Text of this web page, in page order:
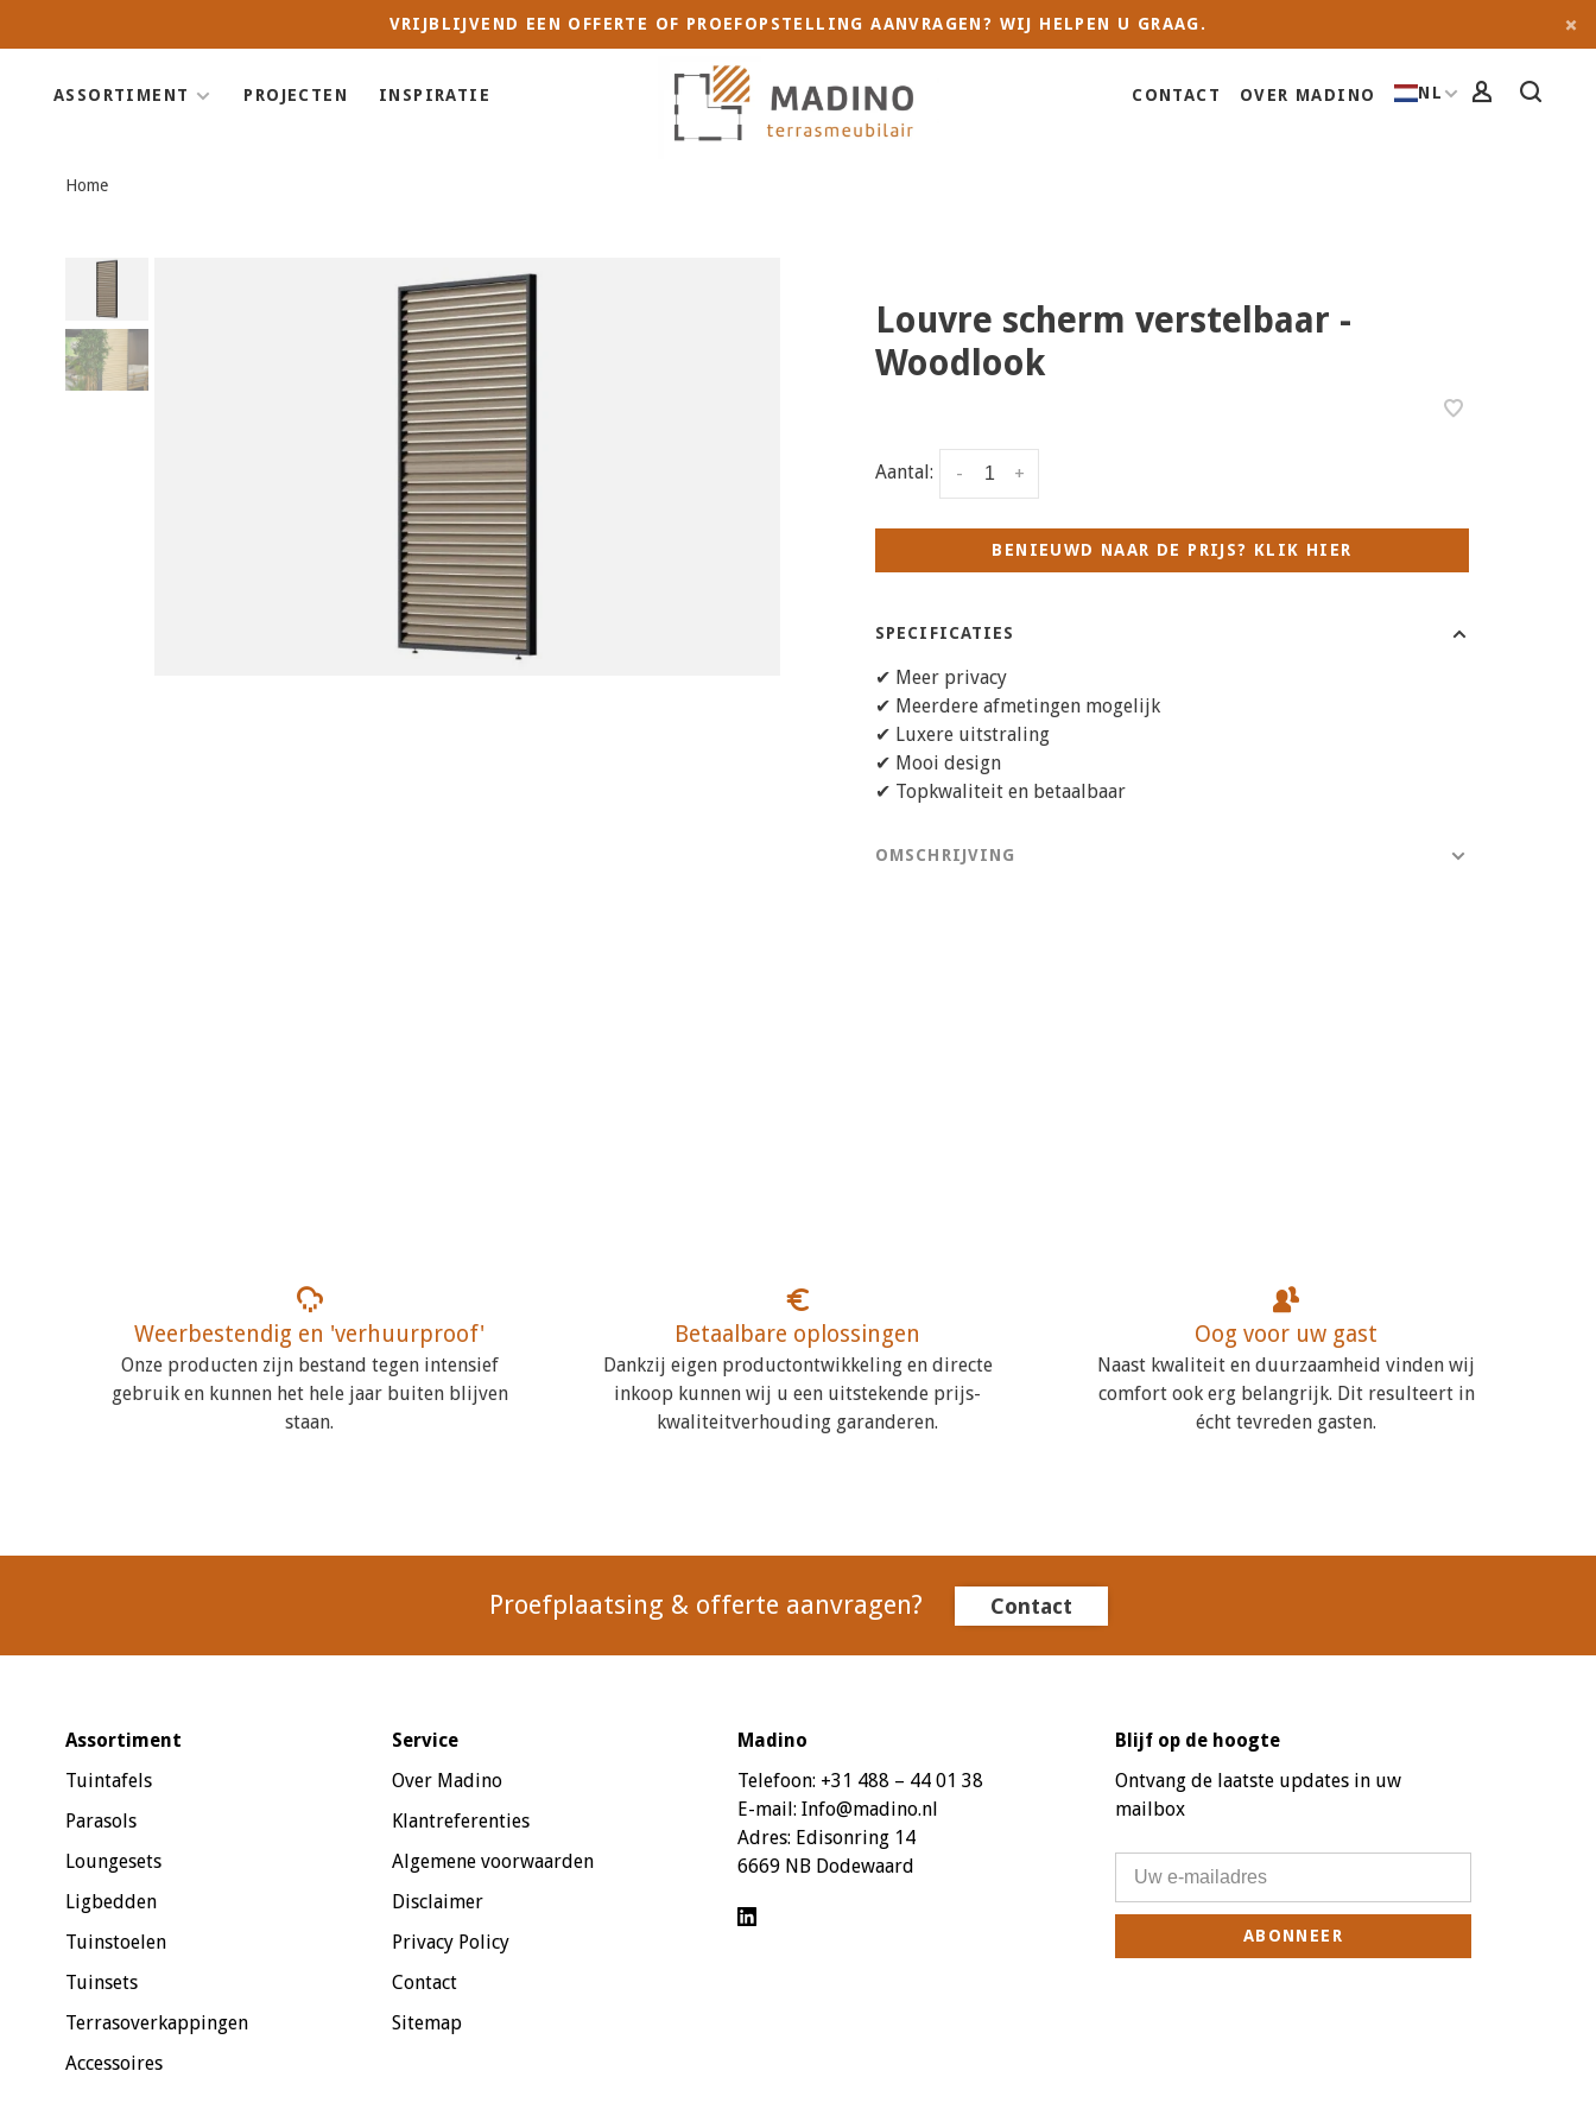
VRIJBLIJVEND EEN OFFERTE OF PROEFOPSTELLING AANVRAGEN? WIJ HELPEN U GRAAG.
ASSORTIMENT PROJECTEN INSPIRATIE CONTACT OVER MADINO NL
Home
Louvre scherm verstelbaar -
Woodlook
Aantal: +
-
BENIEUWD NAAR DE PRIJS? KLIK HIER
SPECIFICATIES
✔ Meer privacy
✔ Meerdere afmetingen mogelijk
✔ Luxere uitstraling
✔ Mooi design
✔ Topkwaliteit en betaalbaar
OMSCHRIJVING
Weerbestendig en 'verhuurproof'
Onze producten zijn bestand tegen intensief
gebruik en kunnen het hele jaar buiten blijven
staan.
Betaalbare oplossingen
Dankzij eigen productontwikkeling en directe
inkoop kunnen wij u een uitstekende prijs-
kwaliteitverhouding garanderen.
Oog voor uw gast
Naast kwaliteit en duurzaamheid vinden wij
comfort ook erg belangrijk. Dit resulteert in
écht tevreden gasten.
Proefplaatsing & offerte aanvragen? Contact
Assortiment
Tuintafels
Parasols
Loungesets
Ligbedden
Tuinstoelen
Tuinsets
Terrasoverkappingen
Accessoires
Service
Over Madino
Klantreferenties
Algemene voorwaarden
Disclaimer
Privacy Policy
Contact
Sitemap
Madino
Telefoon: +31 488 – 44 01 38
E-mail: Info@madino.nl
Adres: Edisonring 14
6669 NB Dodewaard
Blijf op de hoogte
Ontvang de laatste updates in uw
mailbox
ABONNEER